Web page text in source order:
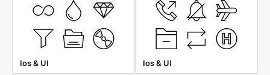
Ios & Ul Ios & Ul